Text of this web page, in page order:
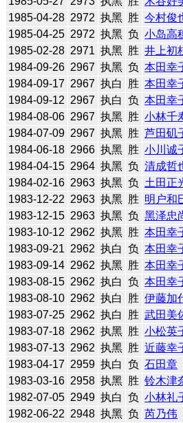
1985-04-28 2972 执黑 胜 今村俊
1985-04-25 2972 执黑 负 小岛高
1985-02-28 2971 执黑 胜 井上初
1984-09-26 2967 执黑 负 本田幸
1984-09-17 2967 执白 胜 本田幸
1984-09-12 2967 执白 负 本田幸
1984-08-06 2967 执黑 胜 小林千
1984-07-09 2967 执黑 胜 芦田矶
1984-06-18 2966 执黑 胜 小川诚
1984-04-15 2964 执黑 负 清成哲
1984-02-16 2963 执黑 负 土田正
1983-12-22 2963 执黑 胜 明户和
1983-12-15 2963 执黑 负 黑泽忠
1983-10-12 2962 执黑 胜 本田幸
1983-09-21 2962 执白 负 本田幸
1983-09-14 2962 执黑 胜 本田幸
1983-08-15 2962 执白 负 本田幸
1983-08-10 2962 执白 胜 伊藤加
1983-07-25 2962 执白 胜 武田美
1983-07-18 2962 执黑 胜 小松英
1983-07-13 2962 执黑 胜 近藤幸
1983-04-17 2959 执白 负 石田章
1983-03-16 2958 执黑 胜 铃木津
1982-07-05 2949 执白 负 小林礼
1982-06-22 2948 执黑 负 芮乃伟